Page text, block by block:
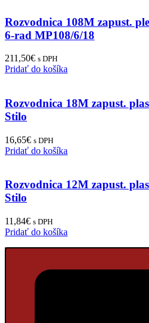
Rozvodnica 108M zapust.
6-rad MP108/6/18
211,50€ s DPH
Pridať do košíka
Rozvodnica 18M zapust.
Stilo
16,65€ s DPH
Pridať do košíka
Rozvodnica 12M zapust.
Stilo
11,84€ s DPH
Pridať do košíka